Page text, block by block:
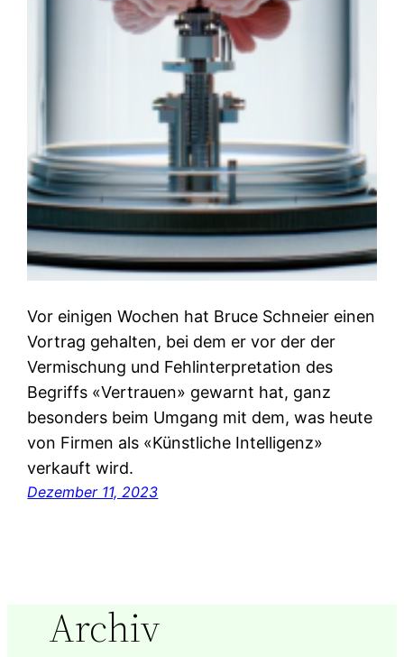
Vor einigen Wochen hat Bruce Schneier einen
Vortrag gehalten, bei dem er vor der der
Vermischung und Fehlinterpretation des
Begriffs «Vertrauen» gewarnt hat, ganz
besonders beim Umgang mit dem, was heute
von Firmen als «Künstliche Intelligenz»
verkauft wird.
Dezember 11, 2023
Archiv